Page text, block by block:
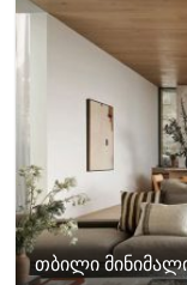
თბილი